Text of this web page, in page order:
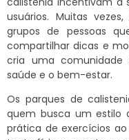
usuários. Muitas
grupos de pessoas
compartilhar dicas e
cria uma
saúde e o bem-estar.
Os parques de
quem busca um estilo
prática de exercícios